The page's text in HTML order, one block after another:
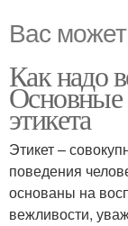
Вас
Как надо
Основные
этикета
Этикет –
поведения
основаны на
вежливости,